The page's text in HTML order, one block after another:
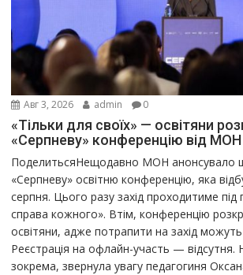
Авг 3, 2026 admin 0
«Тільки для своїх» — освітяни
«Серпневу» конференцію від МОН
ПоделитьсяНещодавно МОН анонсувало
«Серпневу» освітню конференцію, яка
серпня. Цього разу захід проходитиме
справа кожного». Втім, конференцію
освітяни, адже потрапити на захід можуть
Реєстрація на офлайн-участь — відсутня.
зокрема, звернула увагу педагогиня